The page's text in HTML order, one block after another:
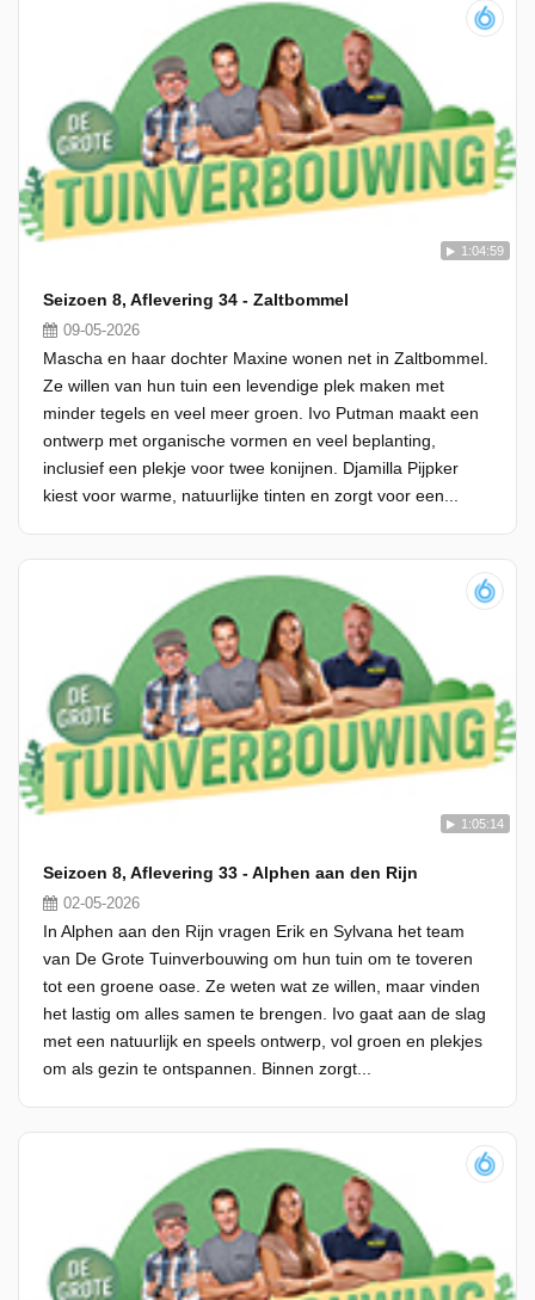
1:04:59
Seizoen 8, Aflevering 34 - Zaltbommel
09-05-2026
Mascha en haar dochter Maxine wonen net in Zaltbommel.
Ze willen van hun tuin een levendige plek maken met
minder tegels en veel meer groen. Ivo Putman maakt een
ontwerp met organische vormen en veel beplanting,
inclusief een plekje voor twee konijnen. Djamilla Pijpker
kiest voor warme, natuurlijke tinten en zorgt voor een...
1:05:14
Seizoen 8, Aflevering 33 - Alphen aan den Rijn
02-05-2026
In Alphen aan den Rijn vragen Erik en Sylvana het team
van De Grote Tuinverbouwing om hun tuin om te toveren
tot een groene oase. Ze weten wat ze willen, maar vinden
het lastig om alles samen te brengen. Ivo gaat aan de slag
met een natuurlijk en speels ontwerp, vol groen en plekjes
om als gezin te ontspannen. Binnen zorgt...